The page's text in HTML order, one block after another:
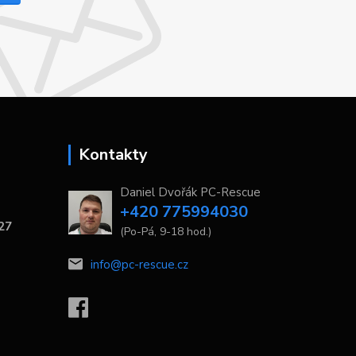
Kontakty
Daniel Dvořák PC-Rescue
+420 775994030
(Po-Pá, 9-18 hod.)
info@pc-rescue.cz